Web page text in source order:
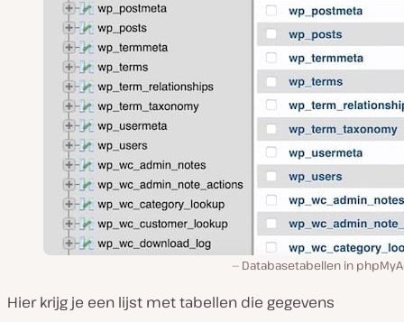
Databasetabellen in
Hier krijg je een lijst met tabellen die gegevens